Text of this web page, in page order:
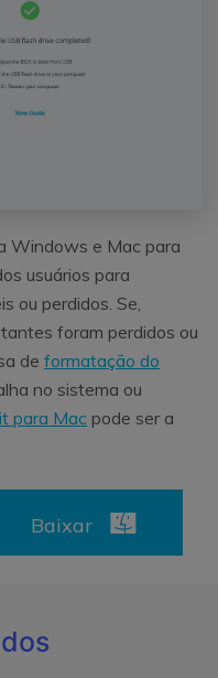
Windows e Mac para
usuários para
ou perdidos. Se,
foram perdidos ou
de formatação do
no sistema ou
para Macpode ser a
Baixar